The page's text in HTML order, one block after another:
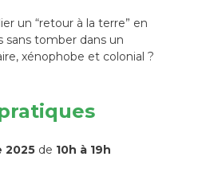
un “retour à la terre” en
sans tomber dans un
xénophobe et colonial ?
2025 de 10h à 19h